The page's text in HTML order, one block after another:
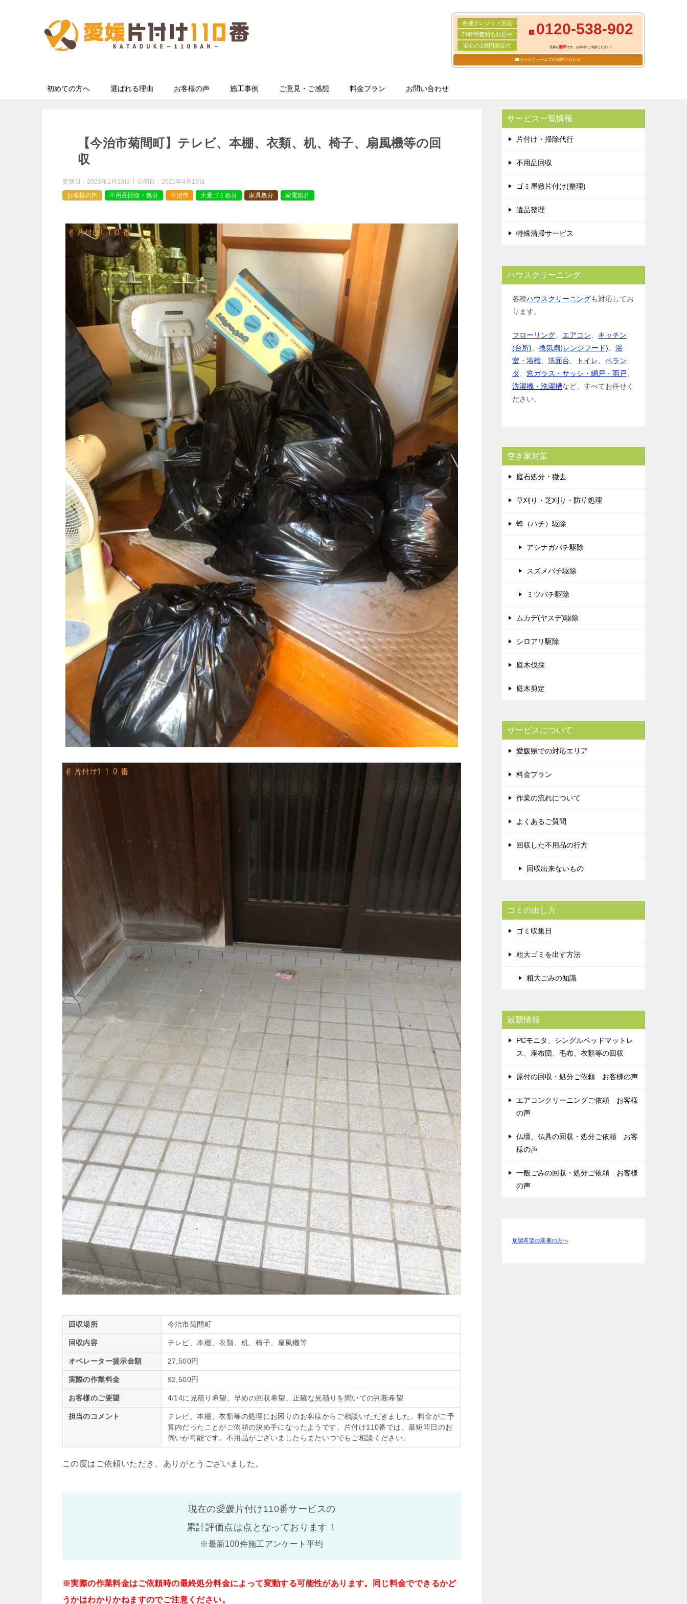
各種クレジット対応
24時間夜間も対応中
安心の1億円保証付
0120-538-902
見積り無料です。お気軽にご相談ください！
メールフォームでのお問い合わせ
初めての方へ 選ばれる理由 お客様の声 施工事例 ご意見・ご感想 料金プラン お問い合わせ
【今治市菊間町】テレビ、本棚、衣類、机、椅子、扇風機等の回
収
更新日： 2023年1月23日 公開日： 2021年4月19日
お客様の声
不用品回収・処分 今治市 大量ゴミ処分 家具処分 家電処分
回収場所 今治市菊間町
回収内容 テレビ、本棚、衣類、机、椅子、扇風機等
オペレーター提示金額 27,500円
実際の作業料金 92,500円
お客様のご要望 4/14に見積り希望、早めの回収希望、正確な見積りを聞いての判断希望
担当のコメント
テレビ、本棚、衣類等の処理にお困りのお客様からご相談いただきました。料金がご予
算内だったことがご依頼の決め手になったようです。片付け110番では、最短即日のお
伺いが可能です。不用品がございましたらまたいつでもご相談ください。
この度はご依頼いただき、ありがとうございました。
現在の愛媛片付け110番サービスの
累計評価点は点となっております！
※最新100件施工アンケート平均
※実際の作業料金はご依頼時の最終処分料金によって変動する可能性があります。同じ料金でできるかど
うかはわかりかねますのでご注意ください。
サービス一覧情報
片付け・掃除代行
不用品回収
ゴミ屋敷片付け(整理)
遺品整理
特殊清掃サービス
ハウスクリーニング
各種ハウスクリーニングも対応してお
ります。
フローリング エアコン
キッチン
(台所)
換気扇(レンジフード)
浴
室・浴槽
洗面台 トイレ
ベラン
ダ
窓ガラス・サッシ・網戸・雨戸
洗濯機・洗濯槽など、すべてお任せく
ださい。
空き家対策
庭石処分・撤去
草刈り・芝刈り・防草処理
蜂（ハチ）駆除
アシナガバチ駆除
スズメバチ駆除
ミツバチ駆除
ムカデ(ヤスデ)駆除
シロアリ駆除
庭木伐採
庭木剪定
サービスについて
愛媛県での対応エリア
料金プラン
作業の流れについて
よくあるご質問
回収した不用品の行方
回収出来ないもの
ゴミの出し方
ゴミ収集日
粗大ゴミを出す方法
粗大ごみの知識
最新情報
PCモニタ、シングルベッドマットレ
ス、座布団、毛布、衣類等の回収
原付の回収・処分ご依頼 お客様の声
エアコンクリーニングご依頼 お客様
の声
仏壇、仏具の回収・処分ご依頼 お客
様の声
一般ごみの回収・処分ご依頼 お客様
の声
加盟希望の業者の方へ